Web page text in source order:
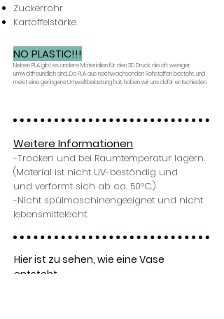
Anmelden
Zuckerrohr
Kartoffelstärke
NO PLASTIC!!!
Neben PLA gibt es andere Materialien für den 3D Druck, die oft weniger
umweltfreundlich sind. Da PLA aus nachwachsenden Rohstoffen besteht, und
meisteine geringere Umweltbelastung hat, haben wir uns dafür entschieden.
Weitere Informationen
-Trocken und bei Raumtemperatur lagern.
(Material ist nicht UV-beständig und
und verformt sich ab ca. 50°C.)
-Nicht spülmaschinengeeignet und nicht
lebensmittelecht.
Hier ist zu sehen, wie eine Vase
entsteht.